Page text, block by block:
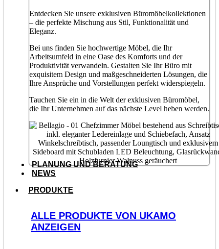
Entdecken Sie unsere exklusiven Büromöbelkollektionen
– die perfekte Mischung aus Stil, Funktionalität und
Eleganz.
Bei uns finden Sie hochwertige Möbel, die Ihr
Arbeitsumfeld in eine Oase des Komforts und der
Produktivität verwandeln. Gestalten Sie Ihr Büro mit
exquisitem Design und maßgeschneiderten Lösungen, die
Ihre Ansprüche und Vorstellungen perfekt widerspiegeln.
Tauchen Sie ein in die Welt der exklusiven Büromöbel,
die Ihr Unternehmen auf das nächste Level heben werden.
PLANUNG UND BERATUNG
NEWS
PRODUKTE
ALLE PRODUKTE VON UKAMO
ANZEIGEN